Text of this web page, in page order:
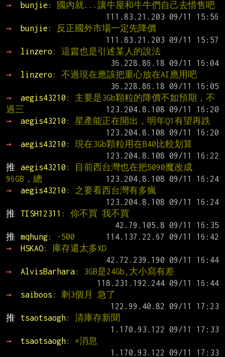
→
bunjie : 國內就...讓牛屋和牛牛們自己去惜售吧
→
bunjie : 反正國外市場一定先降價
→
linzero : 這篇也是引述某人的說法
→
linzero : 不過現在應該把重心放在AI應用吧
→
aegis43210 : 主要是3Gb顆粒的降價不如預期，不
過三
→
aegis43210 : 星產能正在開出，明年Q1有望再跌
→
aegis43210 : 現在3Gb顆粒用在B40比較划算
推
aegis43210 : 目前西台灣也在把5090魔改成
96GB，總
→
aegis43210 : 之要看西台灣有多瘋
推
TISH12311 : 你不買 我不買
推
mqhung: -500
→
HSKAO: 庫存還太多XD
→
AlvisBarhara: 3GB是24Gb,大小寫有差
→
saiboos : 剩3個月 急了
推
tsaotsaogh: 清庫存新聞
→
tsaotsaogh: *消息